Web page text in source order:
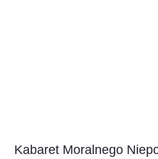
Kabaret Moralnego